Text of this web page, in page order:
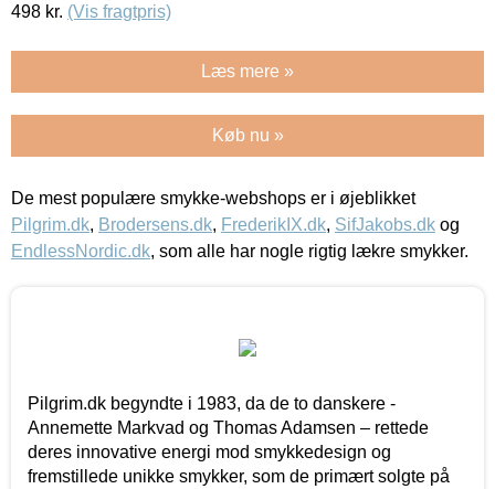
498 kr. (Vis fragtpris)
Læs mere »
Køb nu »
De mest populære smykke-webshops er i øjeblikket
Pilgrim.dk, Brodersens.dk, FrederikIX.dk, SifJakobs.dk og
EndlessNordic.dk, som alle har nogle rigtig lækre smykker.
Pilgrim.dk begyndte i 1983, da de to danskere -
Annemette Markvad og Thomas Adamsen – rettede
deres innovative energi mod smykkedesign og
fremstillede unikke smykker, som de primært solgte på